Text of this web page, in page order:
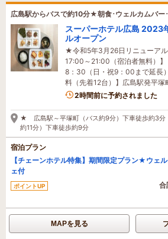
広島駅からバスで約10分★朝食･ウェルカムバー
スーパーホテル広島 2023
ルオープン
★令和5年3月26日リニューア
17:00～21:00（宿泊者無料）
8：30（日・祝9：00まで延長
料（先着12台）】広島駅発平
2時間前に予約されました
★ 広島駅～平塚町（バス約9分）下車徒歩約3
約11分）下車徒歩約9分
宿泊プラン
【チェーンホテル特集】期間限定プラン★ウェ
ェ付
ポイントUP 合
MAPを見る